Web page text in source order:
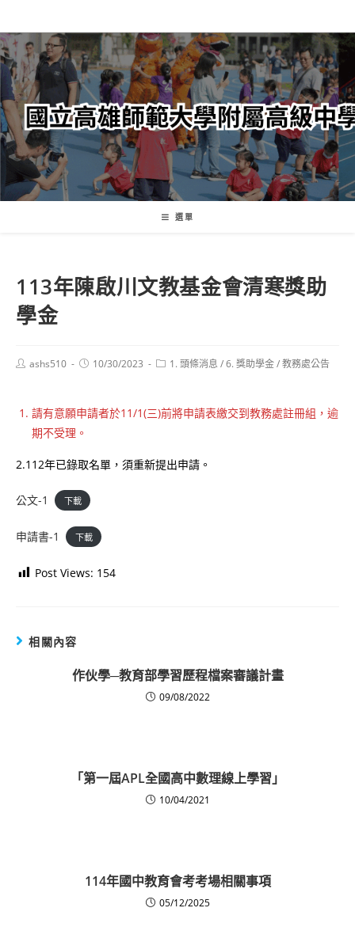
轉
至
主
內
容
選單
113年陳啟川文教基金會清寒獎助
學金
Postashs510
Post10/30/2023
Post1. 頭條消息 /6. 獎助學金/教務處公告
請有意願申請者於11/1(三)前將申請表繳交到教務處註冊組，逾
期不受理。
2.112年已錄取名單，須重新提出申請。
公文-1 下載
申請書-1 下載
Post Views: 154
相關內容
作伙學─教育部學習歷程檔案審議計畫
09/08/2022
「第一屆APL全國高中數理線上學習」
10/04/2021
114年國中教育會考考場相關事項
05/12/2025